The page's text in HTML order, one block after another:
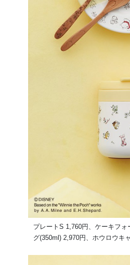
プレートS 1,760円、ケーキフ
グ(350ml) 2,970円、ホウロウキ